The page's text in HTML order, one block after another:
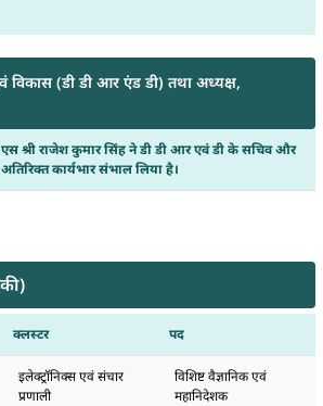
विकास (डी डी आर एंड डी) तथा अध्यक्ष,
श्री राजेश कुमार सिंह ने डी डी आर एवं डी के सचिव और
कार्यभार संभाल लिया है।
क्लस्टर पद
इलेक्ट्रॉनिक्स एवं संचार
प्रणाली
विशिष्ट वैज्ञानिक एवं
महानिदेशक